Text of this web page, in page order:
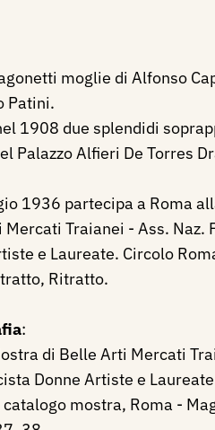
moglie di Alfonso
Patini.
1908 due splendidi
Palazzo Alfieri De Torres
1936 partecipa a Roma
Traianei - Ass. Naz.
e Laureate. Circolo
Ritratto.
:
di Belle Arti Mercati
Donne Artiste e
catalogo mostra, Roma -